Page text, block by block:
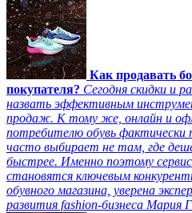
Как продавать
покупателя? Сегодня скидки и
назвать эффективным
продаж. К тому же, онлайн и
потребителю обувь фактически
часто выбирает не там, где
быстрее. Именно поэтому
становятся ключевым
обувного магазина, уверена
развития fashion-бизнеса Мария